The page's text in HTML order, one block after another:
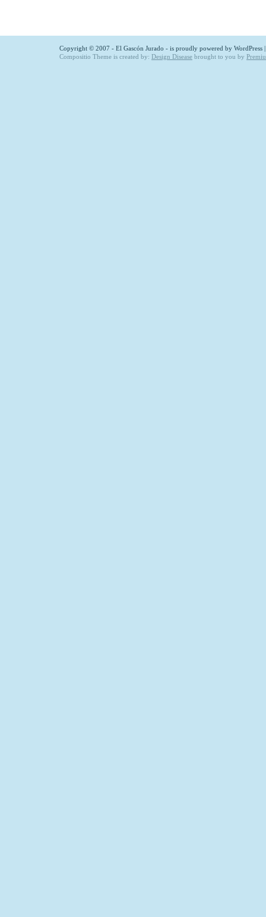
Copyright © 2007 - El Gascón Jurado - is proudly powered by WordPress |
Compositio Theme is created by: Design Disease brought to you by